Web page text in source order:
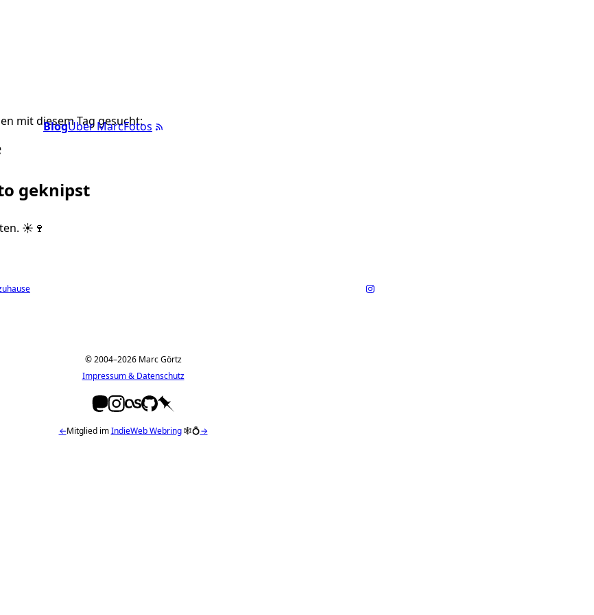
BlogÜber MarcFotos
mit diesem Tag gesucht:
geknipst
☀️🍷
© 2004–2026 Marc Görtz
Impressum & Datenschutz
←Mitglied imIndieWeb Webring🕸💍→